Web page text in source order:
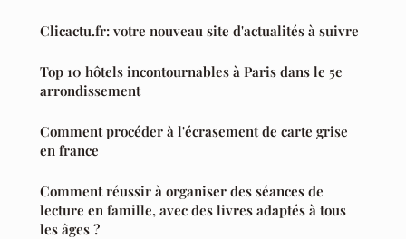
Clicactu.fr: votre nouveau site d'actualités à suivre
Top 10 hôtels incontournables à Paris dans le 5e
arrondissement
Comment procéder à l'écrasement de carte grise
en france
Comment réussir à organiser des séances de
lecture en famille, avec des livres adaptés à tous
les âges ?